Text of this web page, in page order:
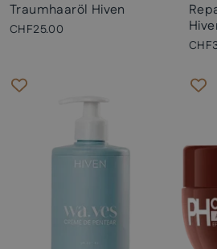
Traumhaaröl Hiven
CHF25.00